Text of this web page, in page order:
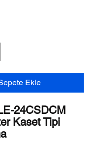
Ekle
24CSDCM
Kaset Tipi